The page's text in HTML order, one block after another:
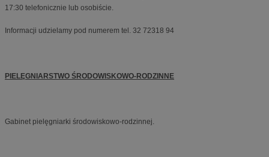
17:30 telefonicznie lub osobiście.
Informacji udzielamy pod numerem tel. 32 72318 94
PIELĘGNIARSTWO ŚRODOWISKOWO-RODZINNE
Gabinet pielęgniarki środowiskowo-rodzinnej.